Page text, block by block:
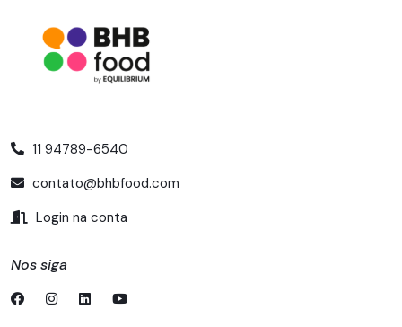
11 94789-6540
contato@bhbfood.com
Login na conta
Nos siga